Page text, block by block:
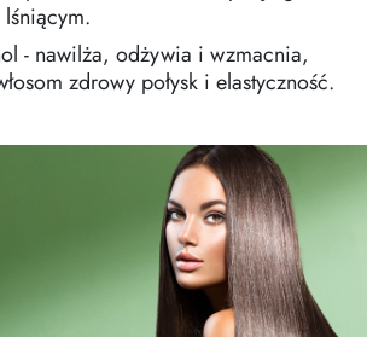
- nawilża, odżywia i wzmacnia,
zdrowy połysk i elastyczność.